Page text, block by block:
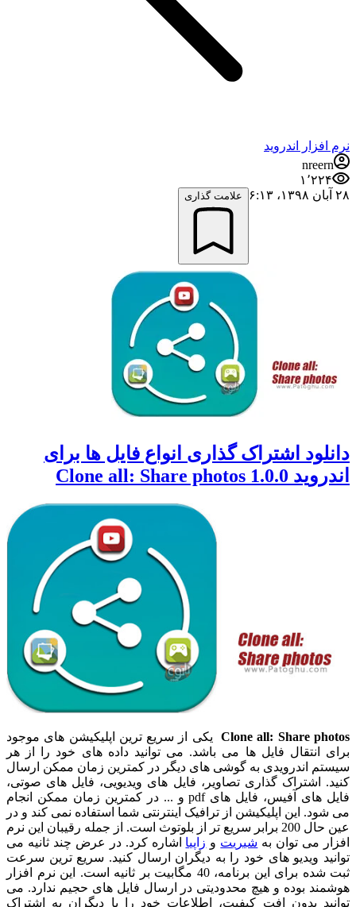
نرم افزار اندروید
nreern
۱٬۲۲۴
۲۸ آبان ۱۳۹۸،‏ ۶:۱۳
علامت گذاری
دانلود اشتراک گذاری انواع فایل ها برای
اندروید 1.0.0 Clone all: Share photos
Clone all: Share photosیکی از سریع ترین اپلیکیشن های موجود
برای انتقال فایل ها می باشد. می توانید داده های خود را از هر
سیستم اندرویدی به گوشی های دیگر در کمترین زمان ممکن ارسال
کنید. اشتراک گذاری تصاویر، فایل های ویدیویی، فایل های صوتی،
فایل های آفیس، فایل های pdf و ... در کمترین زمان ممکن انجام
می شود. این اپلیکیشن از ترافیک اینترنتی شما استفاده نمی کند و در
عین حال 200 برابر سریع تر از بلوتوث است. از جمله رقیبان این نرم
افزار می توان به شیریت و زاپیا اشاره کرد. در عرض چند ثانیه می
توانید ویدیو های خود را به دیگران ارسال کنید. سریع ترین سرعت
ثبت شده برای این برنامه، 40 مگابیت بر ثانیه است. این نرم افزار
هوشمند بوده و هیچ محدودیتی در ارسال فایل های حجیم ندارد. می
توانید بدون افت کیفیت، اطلاعات خود را با دیگران به اشتراک